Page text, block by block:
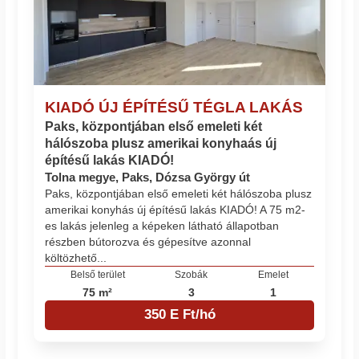
KIADÓ ÚJ ÉPÍTÉSŰ TÉGLA LAKÁS
Paks, központjában első emeleti két
hálószoba plusz amerikai konyhaás új
építésű lakás KIADÓ!
Tolna megye, Paks, Dózsa György út
Paks, központjában első emeleti két hálószoba plusz
amerikai konyhás új építésű lakás KIADÓ! A 75 m2-
es lakás jelenleg a képeken látható állapotban
részben bútorozva és gépesítve azonnal
költözhető...
Belső terület
75 m²
Szobák
3
Emelet
1
350 E Ft/hó